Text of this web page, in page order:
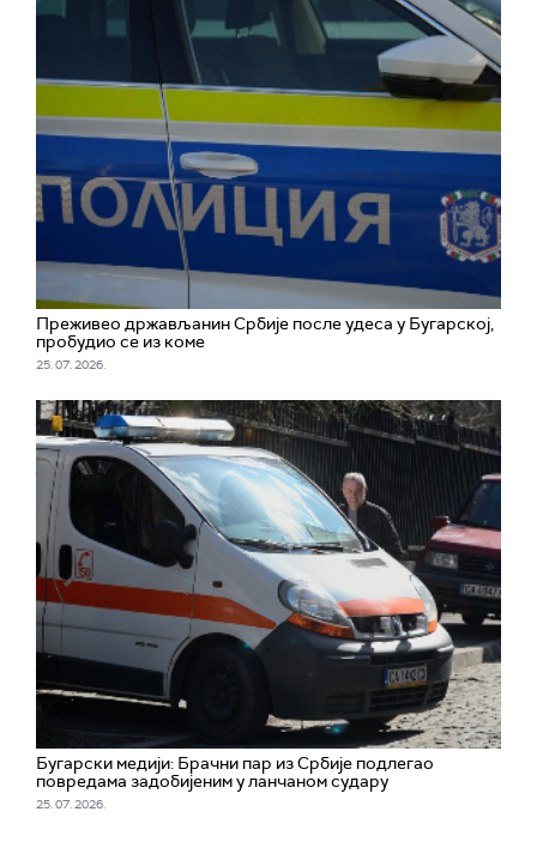
Преживео држављанин Србије после удеса у Бугарској,
пробудио се из коме
25. 07. 2026.
Бугарски медији: Брачни пар из Србије подлегао
повредама задобијеним у ланчаном судару
25. 07. 2026.